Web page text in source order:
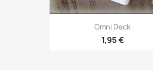
Omni Deck
1,95 €